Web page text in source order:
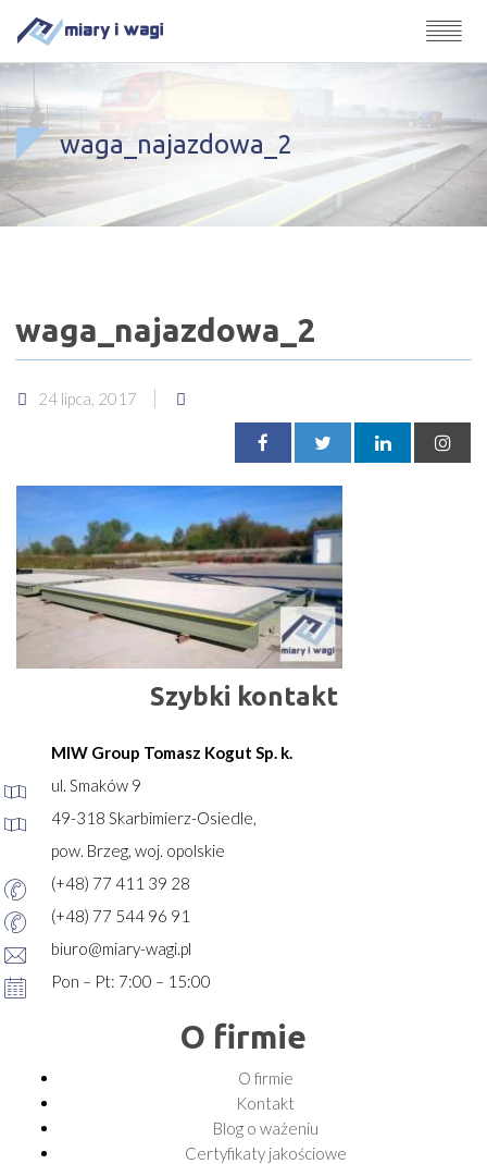
waga_najazdowa_2
waga_najazdowa_2
24 lipca, 2017
Szybki kontakt
MIW Group Tomasz Kogut Sp. k.
ul. Smaków 9
49-318 Skarbimierz-Osiedle,
pow. Brzeg, woj. opolskie
(+48) 77 411 39 28
(+48) 77 544 96 91
biuro@miary-wagi.pl
Pon – Pt: 7:00 – 15:00
O firmie
O firmie
Kontakt
Blog o ważeniu
Certyfikaty jakościowe